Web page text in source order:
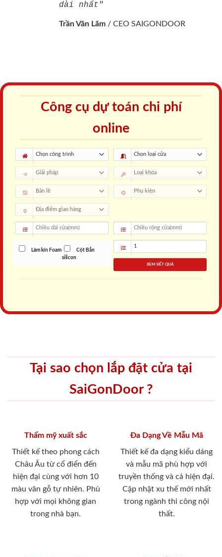
dài nhất"
Trần Văn Lãm / CEO SAIGONDOOR
Công cụ dự toán chi phí
online
Làm kín Foam
Cột Bắn
silicon
XEM KẾT QUẢ
Tại sao chọn lắp đặt cửa tại
SaiGonDoor ?
Thẩm mỹ xuất sắc
Thiết kế theo phong cách
Châu Âu từ cổ điển đến
hiện đại cùng với hơn 10
màu vân gỗ tự nhiên. Phù
hợp với mọi không gian
trong nhà bạn.
Đa Dạng Về Mẫu Mã
Thiết kế đa dạng kiểu dáng
và mẫu mã phù hợp với
truyền thống và cả hiện đại.
Cập nhật xu thế mới nhất
trong ngành thi công nội
thất.